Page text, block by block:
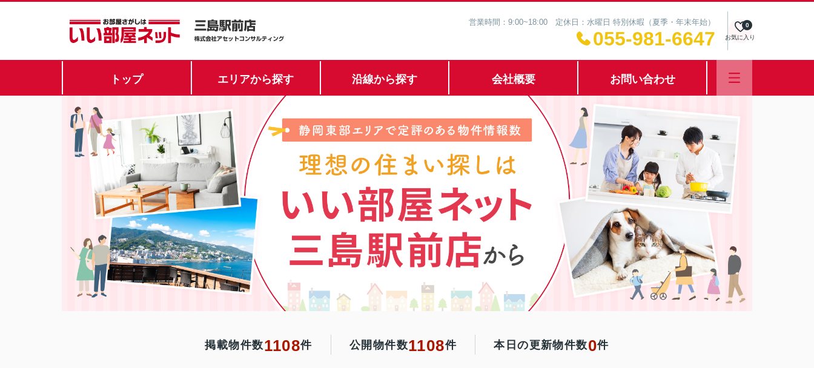
営業時間：9:00~18:00 定休日：水曜日 特別休暇（夏季・年末年始）
055-981-6647 お気に入り
0
トップ エリアから探す 沿線から探す 会社概要 お問い合わせ
掲載物件数1108件 公開物件数1108件 本日の更新物件数0件